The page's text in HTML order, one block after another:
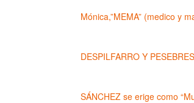
Mónica,”MEMA” (medico y
DESPILFARRO Y PESEBRES
SÁNCHEZ se erige como